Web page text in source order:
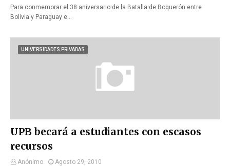
Para conmemorar el 38 aniversario de la Batalla de Boquerón entre
Bolivia y Paraguay e…
UNIVERSIDADES PRIVADAS
UPB becará a estudiantes con escasos
recursos
Anónimo
Agosto 29, 2010